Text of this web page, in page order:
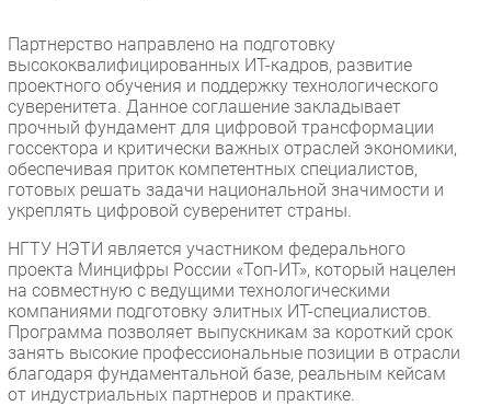
РАЗДЕЛЫ
Новости
Аналитика
Интервью
Мероприятия
Проекты
IT класс
Тестовый стенд
Каталог компаний
Партнерство направлено на подготовку
высококвалифицированных ИТ-кадров, развитие
проектного обучения и поддержку технологического
суверенитета. Данное соглашение закладывает
прочный фундамент для цифровой трансформации
госсектора и критически важных отраслей экономики,
обеспечивая приток компетентных специалистов,
готовых решать задачи национальной значимости и
укреплять цифровой суверенитет страны.
НГТУ НЭТИ является участником федерального
проекта Минцифры России «Топ-ИТ», который нацелен
на совместную с ведущими технологическими
компаниями подготовку элитных ИТ-специалистов.
Программа позволяет выпускникам за короткий срок
занять высокие профессиональные позиции в отрасли
благодаря фундаментальной базе, реальным кейсам
от индустриальных партнеров и практике.